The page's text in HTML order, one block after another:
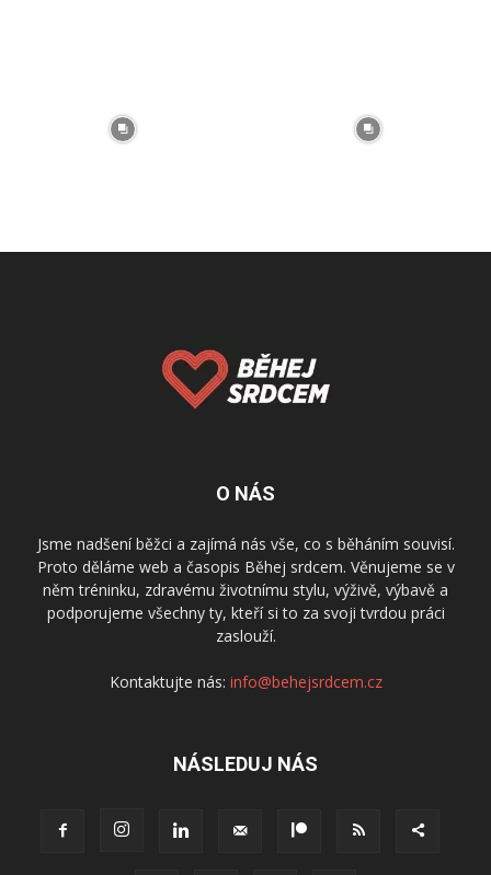
O NÁS
Jsme nadšení běžci a zajímá nás vše, co s běháním souvisí.
Proto děláme web a časopis Běhej srdcem. Věnujeme se v
něm tréninku, zdravému životnímu stylu, výživě, výbavě a
podporujeme všechny ty, kteří si to za svoji tvrdou práci
zaslouží.
Kontaktujte nás: info@behejsrdcem.cz
NÁSLEDUJ NÁS